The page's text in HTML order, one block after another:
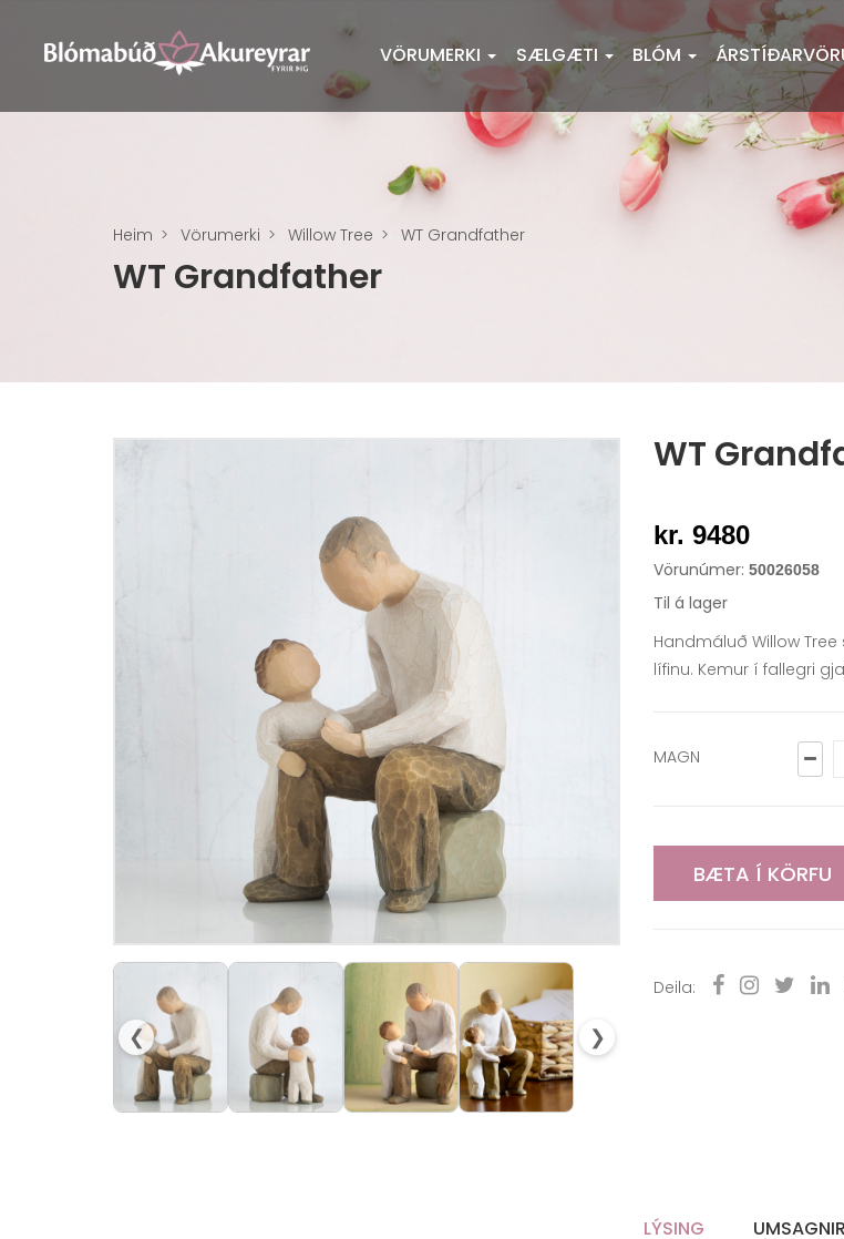
VÖRUMERKI SÆLGÆTI BLÓM
Heim Vörumerki Willow Tree WT Grandfather
WT Grandfather
❮ ❯
WT
kr. 9480
Vörunúmer: 50026058
Til á lager
Handmáluð Willow
lífinu. Kemur í fallegri
MAGN
BÆTA Í KÖRFU
Deila:
LÝSING UMSAGNIR